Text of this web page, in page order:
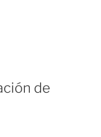
de